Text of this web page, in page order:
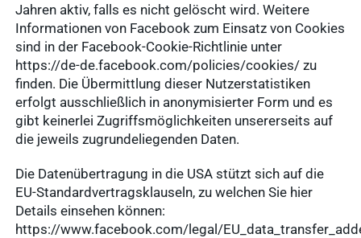
Jahren aktiv, falls es nicht gelöscht wird. Weitere
Informationen von Facebook zum Einsatz von Cookies
sind in der Facebook-Cookie-Richtlinie unter
https://de-de.facebook.com/policies/cookies/ zu
finden. Die Übermittlung dieser Nutzerstatistiken
erfolgt ausschließlich in anonymisierter Form und es
gibt keinerlei Zugriffsmöglichkeiten unsererseits auf
die jeweils zugrundeliegenden Daten.
Die Datenübertragung in die USA stützt sich auf die
EU-Standardvertragsklauseln, zu welchen Sie hier
Details einsehen können:
https://www.facebook.com/legal/